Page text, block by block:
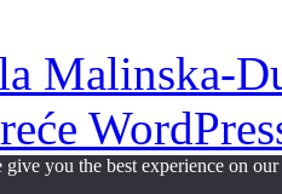
Malinska-
give you the best experience on